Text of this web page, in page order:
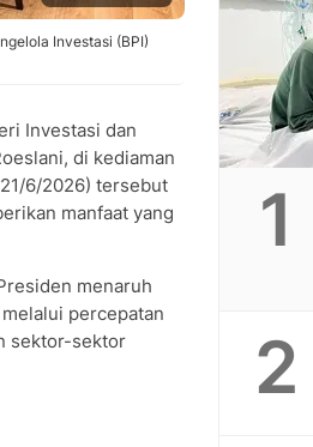
Investasi (BPI)
Investasi dan
di kediaman
6/2026) tersebut
manfaat yang
menaruh
percepatan
sektor-sektor
1
2